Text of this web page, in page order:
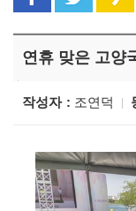
연휴 맞은 고양
작성자 조연덕